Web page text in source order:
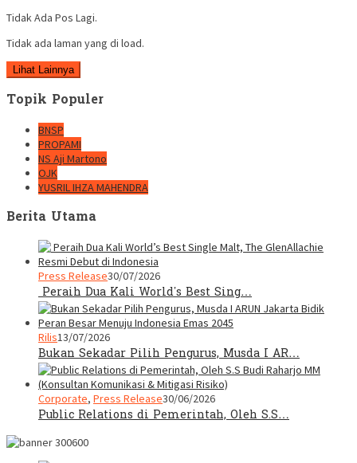
Tidak Ada Pos Lagi.
Tidak ada laman yang di load.
Lihat Lainnya
Topik Populer
BNSP
PROPAMI
NS Aji Martono
OJK
YUSRIL IHZA MAHENDRA
Berita Utama
Press Release30/07/2026
Peraih Dua Kali World’s Best Sing…
Rilis13/07/2026
Bukan Sekadar Pilih Pengurus, Musda I AR…
Corporate, Press Release30/06/2026
Public Relations di Pemerintah, Oleh S.S…